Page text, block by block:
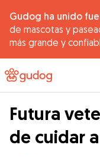
Gudog ha unido
de mascotas y
más grande y
Futura
de cuidar